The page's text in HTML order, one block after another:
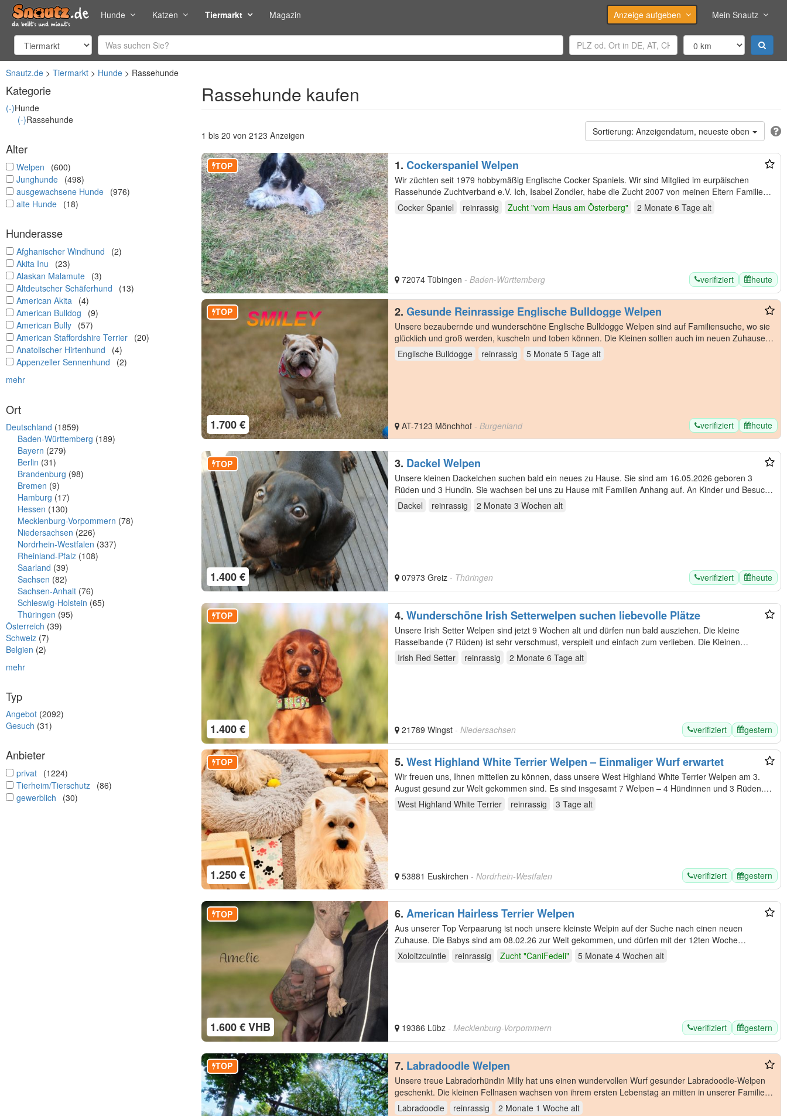
Hunde Katzen Tiermarkt Magazin Anzeige aufgeben Mein Snautz
Snautz.de Tiermarkt Hunde Rassehunde
Kategorie
(-)Hunde
(-)Rassehunde
Alter
undefined
Welpen
(600)
undefined
Junghunde (498)
undefined
ausgewachsene Hunde (976)
undefined
alte Hunde (18)
Hunderasse
undefined
Afghanischer Windhund
(2)
undefined
Akita Inu
(23)
undefined
Alaskan Malamute (3)
undefined
Altdeutscher Schäferhund
(13)
undefined
American Akita (4)
undefined
American Bulldog
(9)
undefined
American Bully (57)
undefined
American Staffordshire Terrier (20)
undefined
Anatolischer Hirtenhund
(4)
undefined
Appenzeller Sennenhund
(2)
mehr
Ort
Deutschland (1859)
Baden-Württemberg (189)
Bayern (279)
Berlin (31)
Brandenburg (98)
Bremen (9)
Hamburg (17)
Hessen (130)
Mecklenburg-Vorpommern (78)
Niedersachsen (226)
Nordrhein-Westfalen (337)
Rheinland-Pfalz (108)
Saarland (39)
Sachsen (82)
Sachsen-Anhalt (76)
Schleswig-Holstein (65)
Thüringen (95)
Österreich (39)
Schweiz (7)
Belgien (2)
mehr
Typ
Angebot (2092)
Gesuch (31)
Anbieter
undefined
privat (1224)
undefined
Tierheim/Tierschutz (86)
undefined
gewerblich (30)
Rassehunde kaufen
Anzeigendatum, neueste oben
1 bis 20 von 2123 Anzeigen
1. Cockerspaniel Welpen
TOP
Wir züchten seit 1979 hobbymäßig Englische Cocker Spaniels. Wir sind Mitglied im eurpäischen
Rassehunde Zuchtverband e.V. Ich, Isabel Zondler, habe die Zucht 2007 von meinen Eltern Familie
Wurster…
Cocker Spaniel reinrassig Zucht "vom Haus am Österberg" 2 Monate 6 Tage alt
72074 Tübingen - Baden-Württemberg verifiziert heute
2. Gesunde Reinrassige Englische Bulldogge Welpen
1.700 €
TOP
Unsere bezaubernde und wunderschöne Englische Bulldogge Welpen sind auf Familiensuche, wo sie
glücklich und groß werden, kuscheln und toben können. Die Kleinen sollten auch im neuen Zuhause
ein…
Englische Bulldogge reinrassig 5 Monate 5 Tage alt
AT-7123 Mönchhof - Burgenland verifiziert heute
3. Dackel Welpen
1.400 €
TOP
Unsere kleinen Dackelchen suchen bald ein neues zu Hause. Sie sind am 16.05.2026 geboren 3
Rüden und 3 Hundin. Sie wachsen bei uns zu Hause mit Familien Anhang auf. An Kinder und Besuch
sind sie…
Dackel reinrassig 2 Monate 3 Wochen alt
07973 Greiz - Thüringen verifiziert heute
4. Wunderschöne Irish Setterwelpen suchen liebevolle Plätze
1.400 €
TOP
Unsere Irish Setter Welpen sind jetzt 9 Wochen alt und dürfen nun bald ausziehen. Die kleine
Rasselbande (7 Rüden) ist sehr verschmust, verspielt und einfach zum verlieben. Die Kleinen
wachsen…
Irish Red Setter reinrassig 2 Monate 6 Tage alt
21789 Wingst - Niedersachsen verifiziert gestern
5. West Highland White Terrier Welpen – Einmaliger Wurf erwartet
1.250 €
TOP
Wir freuen uns, Ihnen mitteilen zu können, dass unsere West Highland White Terrier Welpen am 3.
August gesund zur Welt gekommen sind. Es sind insgesamt 7 Welpen – 4 Hündinnen und 3 Rüden.
Beide…
West Highland White Terrier reinrassig 3 Tage alt
53881 Euskirchen - Nordrhein-Westfalen verifiziert gestern
6. American Hairless Terrier Welpen
1.600 € VHB
TOP
Aus unserer Top Verpaarung ist noch unsere kleinste Welpin auf der Suche nach einen neuen
Zuhause. Die Babys sind am 08.02.26 zur Welt gekommen, und dürfen mit der 12ten Woche
ausziehen am 03.05.26…
Xoloitzcuintle reinrassig Zucht "CaniFedeli" 5 Monate 4 Wochen alt
19386 Lübz - Mecklenburg-Vorpommern verifiziert gestern
7. Labradoodle Welpen
TOP
Unsere treue Labradorhündin Milly hat uns einen wundervollen Wurf gesunder Labradoodle-Welpen
geschenkt. Die kleinen Fellnasen wachsen von ihrem ersten Lebenstag an mitten in unserer Familie
auf –…
Labradoodle reinrassig 2 Monate 1 Woche alt